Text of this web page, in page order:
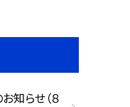
知らせ（８